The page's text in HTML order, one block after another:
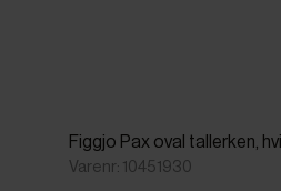
Figgjo Pax oval tallerken,
Varenr: 10451930